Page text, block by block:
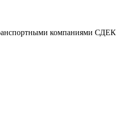
компаниями СДЕК